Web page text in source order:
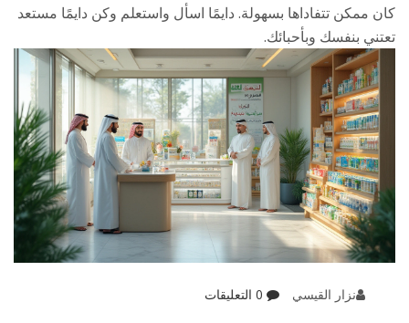
كان ممكن تتفاداها بسهولة. دايمًا اسأل واستعلم وكن دايمًا مستعد
تعتني بنفسك وبأحبائك.
نزار القيسي